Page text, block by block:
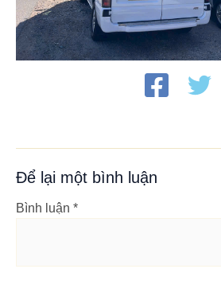
Để lại một bình luận
Bình luận *